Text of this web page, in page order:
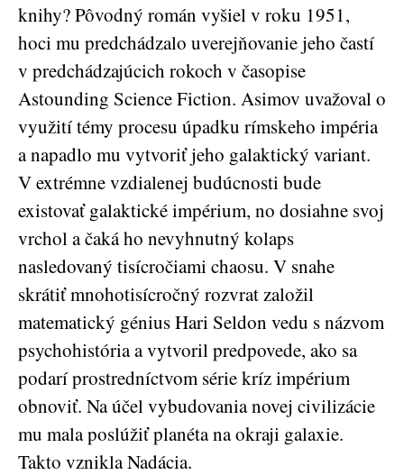
knihy? Pôvodný román vyšiel v roku 1951,
hoci mu predchádzalo uverejňovanie jeho častí
v predchádzajúcich rokoch v časopise
Astounding Science Fiction. Asimov uvažoval o
využití témy procesu úpadku rímskeho impéria
a napadlo mu vytvoriť jeho galaktický variant.
V extrémne vzdialenej budúcnosti bude
existovať galaktické impérium, no dosiahne svoj
vrchol a čaká ho nevyhnutný kolaps
nasledovaný tisícročiami chaosu. V snahe
skrátiť mnohotisícročný rozvrat založil
matematický génius Hari Seldon vedu s názvom
psychohistória a vytvoril predpovede, ako sa
podarí prostredníctvom série kríz impérium
obnoviť. Na účel vybudovania novej civilizácie
mu mala poslúžiť planéta na okraji galaxie.
Takto vznikla Nadácia.